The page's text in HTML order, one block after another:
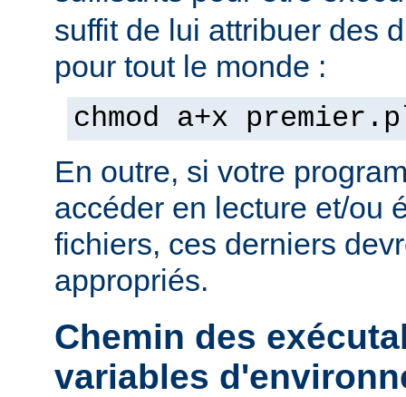
suffit de lui attribuer des
pour tout le monde :
chmod a+x
En outre, si votre
accéder en lecture et/ou
fichiers, ces derniers
appropriés.
Chemin des
variables